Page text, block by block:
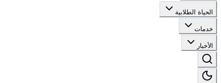
الحياة الطلابية
خدمات
الأخبار